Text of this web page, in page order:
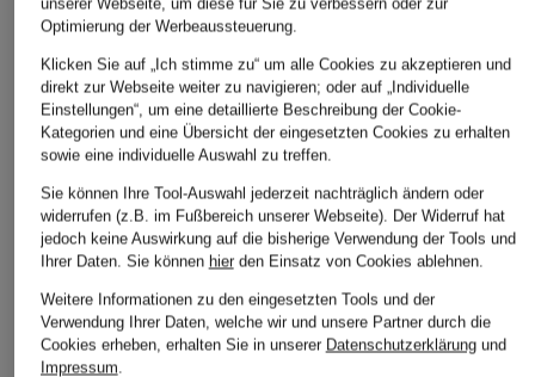
Ursprünglich:
ÄHNLICHE ARTIKEL ENTDECKEN
unserer Webseite, um diese für Sie zu verbessern oder zur
Optimierung der Werbeaussteuerung.
Klicken Sie auf „Ich stimme zu“ um alle Cookies zu akzeptieren und
direkt zur Webseite weiter zu navigieren; oder auf „Individuelle
Einstellungen“, um eine detaillierte Beschreibung der Cookie-
Kategorien und eine Übersicht der eingesetzten Cookies zu erhalten
sowie eine individuelle Auswahl zu treffen.
Sie können Ihre Tool-Auswahl jederzeit nachträglich ändern oder
widerrufen (z.B. im Fußbereich unserer Webseite). Der Widerruf hat
jedoch keine Auswirkung auf die bisherige Verwendung der Tools und
Ihrer Daten. Sie können hierden Einsatz von Cookies ablehnen.
Weitere Informationen zu den eingesetzten Tools und der
Verwendung Ihrer Daten, welche wir und unsere Partner durch die
Cookies erheben, erhalten Sie in unserer Datenschutzerklärungund
Impressum.